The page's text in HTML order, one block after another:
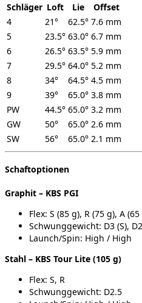
Schläger Loft Lie
Offset
4
21° 62.5° 7.6 mm
5
23.5° 63.0° 6.7 mm
6
26.5° 63.5° 5.9 mm
7
29.5° 64.0° 5.2 mm
8
34° 64.5° 4.5 mm
9
39° 65.0° 3.8 mm
PW
44.5° 65.0° 3.2 mm
GW
50° 65.0° 2.6 mm
SW
56° 65.0° 2.1 mm
Schaftoptionen
Graphit – KBS PGI
Flex: S (85 g), R (75 g), A
Schwunggewicht: D3 (S),
Launch/Spin: High / High
Stahl – KBS Tour Lite (105 g)
Flex: S, R
Schwunggewicht: D2.5